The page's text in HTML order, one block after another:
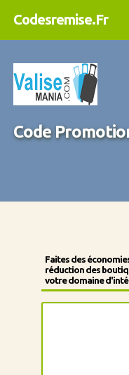
Codesremise.Fr
Code
Faites des
réduction des
votre domaine